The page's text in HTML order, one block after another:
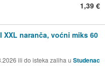
1,39 €
XXL naranča, voćni miks 60
ili do isteka zaliha u Studenac